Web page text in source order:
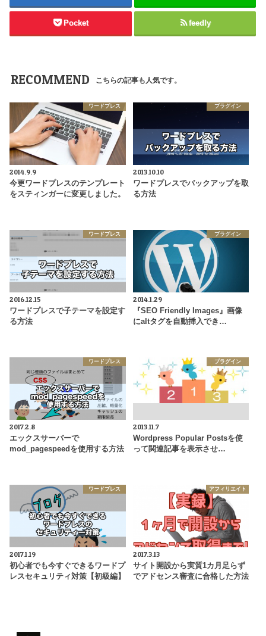
Pocket feedly
RECOMMEND こちらの記事も人気です。
ワードプレス
2014.9.9
今更ワードプレスのテンプレート
をスティンガーに変更しました。
プラグイン
2013.10.10
ワードプレスでバックアップを取
る方法
ワードプレス
2016.12.15
ワードプレスで子テーマを設定す
る方法
プラグイン
2014.1.29
『SEO Friendly Images』画像
にaltタグを自動挿入でき…
ワードプレス
2017.2.8
エックスサーバーで
mod_pagespeedを使用する方法
プラグイン
2013.11.7
Wordpress Popular Postsを使
って関連記事を表示させ…
ワードプレス
2017.1.19
初心者でも今すぐできるワードプ
レスセキュリティ対策【初級編】
アフィリエイト
2017.3.13
サイト開設から実質1カ月足らず
でアドセンス審査に合格した方法